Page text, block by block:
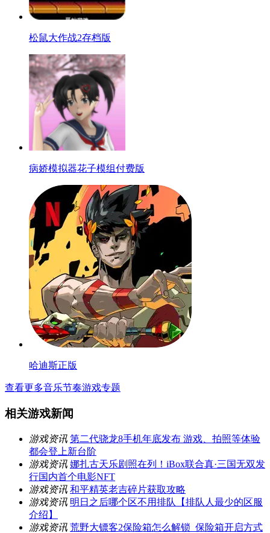
松鼠大作战2存档版
病娇模拟器花子模组付费版
哈迪斯正版
查看更多音乐节奏游戏专题
相关游戏新闻
游戏资讯 第二代骁龙8手机年底发布 游戏、拍照等体验
都会登上新台阶
游戏资讯 娜扎古天乐剧照在列！iBox联合真·三国无双发
行国内首个电影NFT
游戏资讯 和平精英老吉碎片获取攻略
游戏资讯 明日之后哪个区不用排队【排队人最少的区服
介绍】
游戏资讯 荒野大镖客2保险箱怎么解锁_保险箱开启方式